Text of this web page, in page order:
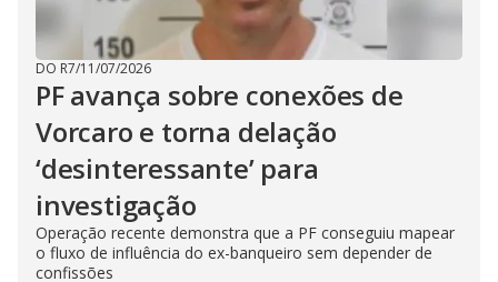
DO R7/11/07/2026
PF avança sobre conexões de
Vorcaro e torna delação
‘desinteressante’ para
investigação
Operação recente demonstra que a PF conseguiu mapear
o fluxo de influência do ex-banqueiro sem depender de
confissões